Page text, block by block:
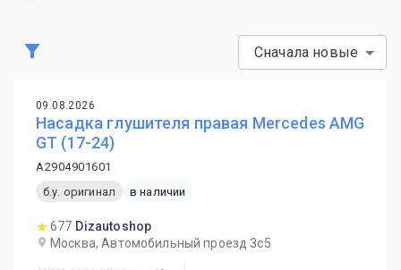
Сначала новые
09.08.2026
Насадка глушителя правая Mercedes AMG
GT (17-24)
A2904901601
б.у. оригинал
в наличии
677 Dizautoshop
Москва, Автомобильный проезд 3с5